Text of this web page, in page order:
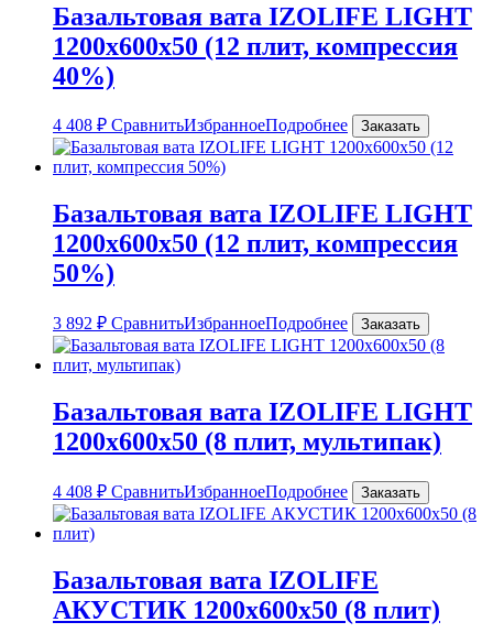
Базальтовая вата IZOLIFE LIGHT
1200х600х50 (12 плит, компрессия
40%)
4 408 ₽ СравнитьИзбранноеПодробнее Заказать
Базальтовая вата IZOLIFE LIGHT
1200х600х50 (12 плит, компрессия
50%)
3 892 ₽ СравнитьИзбранноеПодробнее Заказать
Базальтовая вата IZOLIFE LIGHT
1200х600х50 (8 плит, мультипак)
4 408 ₽ СравнитьИзбранноеПодробнее Заказать
Базальтовая вата IZOLIFE
АКУСТИК 1200х600х50 (8 плит)